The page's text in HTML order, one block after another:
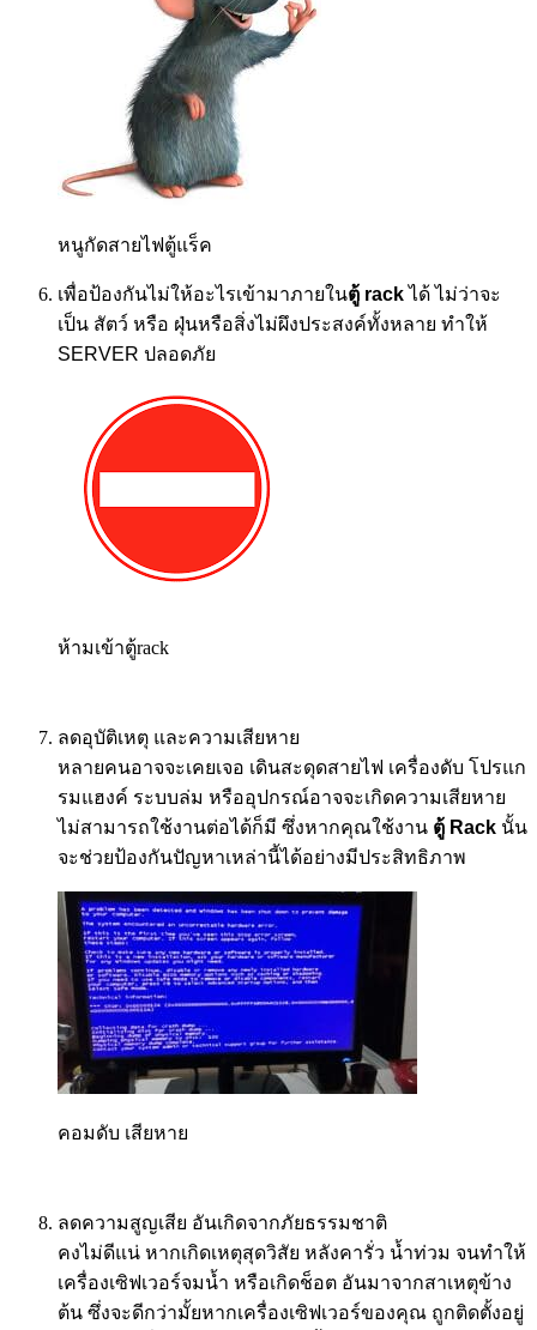
หนูกัดสายไฟตู้แร็ค
เพื่อป้องกันไม่ให้อะไรเข้ามาภายในตู้ rackได้ ไม่ว่าจะ
เป็น สัตว์ หรือ ฝุ่นหรือสิ่งไม่ผึงประสงค์ทั้งหลาย ทำให้
SERVER ปลอดภัย
ห้ามเข้าตู้rack
ลดอุบัติเหตุ และความเสียหาย
หลายคนอาจจะเคยเจอ เดินสะดุดสายไฟ เครื่องดับ โปรแก
รมแฮงค์ ระบบล่ม หรืออุปกรณ์อาจจะเกิดความเสียหาย
ไม่สามารถใช้งานต่อได้ก็มี ซึ่งหากคุณใช้งาน ตู้ Rack นั้น
จะช่วยป้องกันปัญหาเหล่านี้ได้อย่างมีประสิทธิภาพ
คอมดับ เสียหาย
ลดความสูญเสีย อันเกิดจากภัยธรรมชาติ
คงไม่ดีแน่ หากเกิดเหตุสุดวิสัย หลังคารั่ว น้ำท่วม จนทำให้
เครื่องเซิฟเวอร์จมน้ำ หรือเกิดช็อต อันมาจากสาเหตุข้าง
ต้น ซึ่งจะดีกว่ามั้ยหากเครื่องเซิฟเวอร์ของคุณ ถูกติดตั้งอยู่